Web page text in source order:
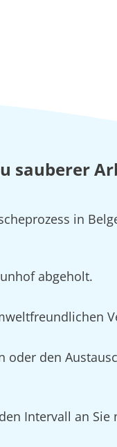
sauberer
in
abgeholt.
den
Intervall an